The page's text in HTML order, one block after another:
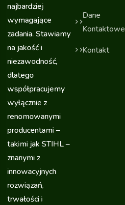
najbardziej
wymagające
zadania. Stawiamy
na jakość i
niezawodność,
dlatego
współpracujemy
wyłącznie z
renomowanymi
producentami –
takimi jak STIHL –
znanymi z
innowacyjnych
rozwiązań,
trwałości i
Dane
Kontaktowe
Kontakt